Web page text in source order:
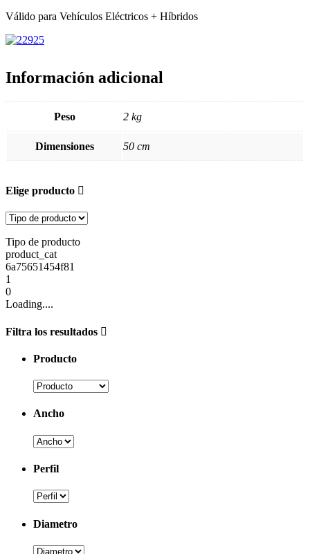
Válido para Vehículos Eléctricos + Híbridos
Información adicional
Peso 2 kg
Dimensiones 50 cm
Elige producto
Tipo de producto
product_cat
6a75651454f81
1
0
Loading....
Filtra los resultados
Producto
Ancho
Perfil
Diametro